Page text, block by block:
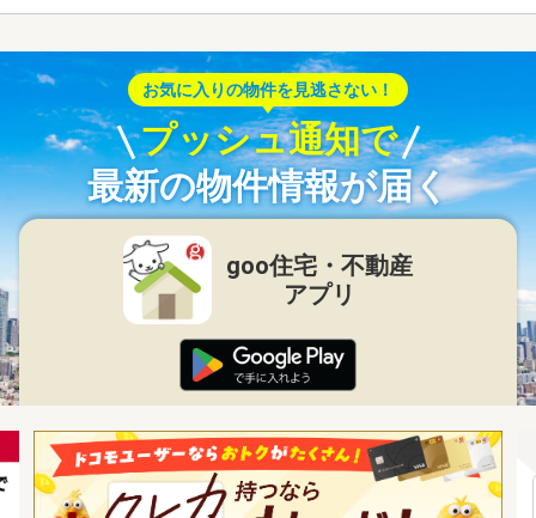
お気に入りの物件を見逃さない！
プッシュ通知で
最新の物件情報が届く
goo住宅・不動産
アプリ